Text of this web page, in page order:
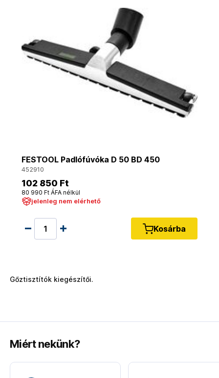
FESTOOL Padlófúvóka D 50 BD 450
452910
102 850 Ft
80 990 Ft ÁFA nélkül
jelenleg nem elérhető
Kosárba
Gőztisztítók kiegészítői.
Miért nekünk?